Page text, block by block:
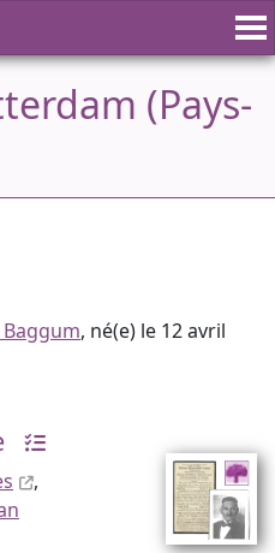
(Pays-
, né(e) le 12 avril
,